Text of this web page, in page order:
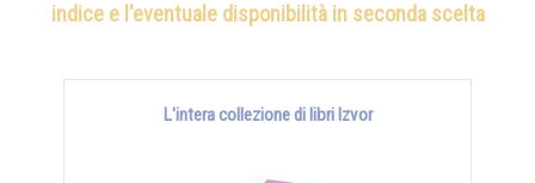
indice e l'eventuale disponibilità in seconda scelta
L'intera collezione di libri Izvor